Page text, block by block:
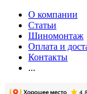
О компании
Статьи
Шиномонтаж
Оплата и
Контакты
...